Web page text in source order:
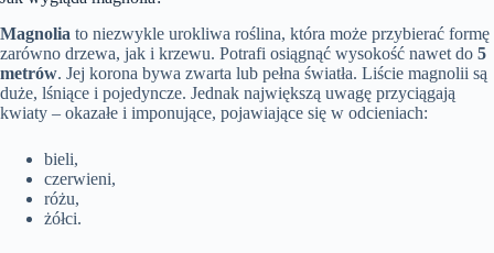
Magnolia to niezwykle urokliwa roślina, która może przybierać formę
zarówno drzewa, jak i krzewu. Potrafi osiągnąć wysokość nawet do 5
metrów. Jej korona bywa zwarta lub pełna światła. Liście magnolii są
duże, lśniące i pojedyncze. Jednak największą uwagę przyciągają
kwiaty – okazałe i imponujące, pojawiające się w odcieniach:
bieli,
czerwieni,
różu,
żółci.